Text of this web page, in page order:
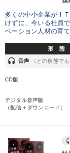
「利上げ時代の最
予測と株式投資」
148回夏季大会
全国経営者セミ
評講話
《強い財務を実践
数字・税務・決算
多くの中小企業がＩ
けずに、今いる社員
ベーション人材の育
形 態
headset 音声 （どの形態で
CD版
デジタル音声版
（配信＋ダウンロード）